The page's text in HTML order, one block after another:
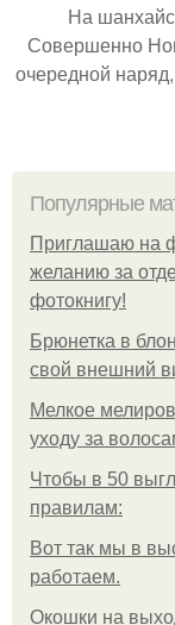
На
Совершенно
очередной
Популярные
Приглашаю на
желанию за
фотокнигу!
Брюнетка в
свой внешний
Мелкое
уходу за
Чтобы в 50
правилам:
Вот так мы в
работаем.
Окошки на